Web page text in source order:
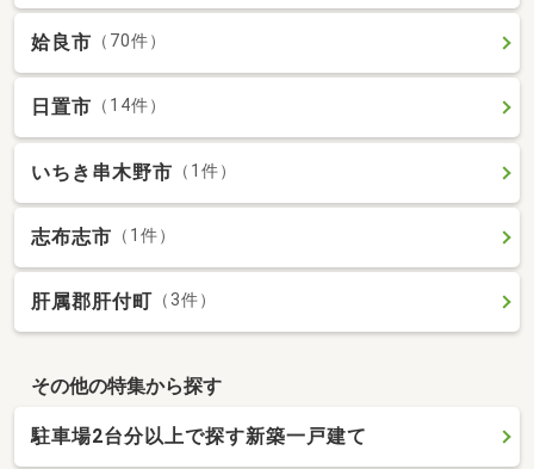
姶良市 （70件）
日置市 （14件）
いちき串木野市 （1件）
志布志市 （1件）
肝属郡肝付町 （3件）
その他の特集から探す
駐車場2台分以上で探す新築一戸建て